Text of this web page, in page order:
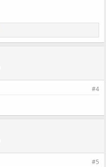
#4
#5